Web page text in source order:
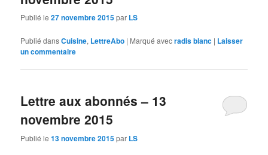
Publié le27 novembre 2015par LS
Publié dansCuisine, LettreAbo | Marqué avecradis blanc | Laisser
un commentaire
Lettre aux abonnés – 13
novembre 2015
Publié le13 novembre 2015par LS